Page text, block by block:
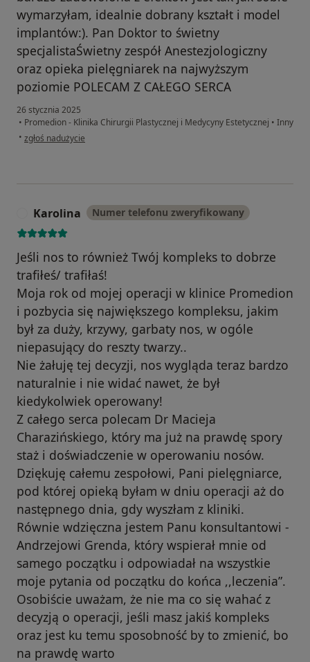
wymarzyłam, idealnie dobrany kształt i model
implantów:). Pan Doktor to świetny
specjalistaŚwietny zespół Anestezjologiczny
oraz opieka pielęgniarek na najwyższym
poziomie POLECAM Z CAŁEGO SERCA
26 stycznia 2025
• Promedion - Klinika Chirurgii Plastycznej i Medycyny Estetycznej • Inny
• w opinii użytkownika Sylwia
zgłoś nadużycie
Karolina Numer telefonu zweryfikowany
Jeśli nos to również Twój kompleks to dobrze
trafiłeś/ trafiłaś!
Moja rok od mojej operacji w klinice Promedion
i pozbycia się największego kompleksu, jakim
był za duży, krzywy, garbaty nos, w ogóle
niepasujący do reszty twarzy..
Nie żałuję tej decyzji, nos wygląda teraz bardzo
naturalnie i nie widać nawet, że był
kiedykolwiek operowany!
Z całego serca polecam Dr Macieja
Charazińskiego, który ma już na prawdę spory
staż i doświadczenie w operowaniu nosów.
Dziękuję całemu zespołowi, Pani pielęgniarce,
pod której opieką byłam w dniu operacji aż do
następnego dnia, gdy wyszłam z kliniki.
Równie wdzięczna jestem Panu konsultantowi -
Andrzejowi Grenda, który wspierał mnie od
samego początku i odpowiadał na wszystkie
moje pytania od początku do końca ,,leczenia”.
Osobiście uważam, że nie ma co się wahać z
decyzją o operacji, jeśli masz jakiś kompleks
oraz jest ku temu sposobność by to zmienić, bo
na prawdę warto